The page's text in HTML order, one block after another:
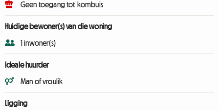
Geen toegang tot kombuis
Huidige bewoner(s) van die woning
1 inwoner(s)
Ideale huurder
Man of vroulik
Ligging